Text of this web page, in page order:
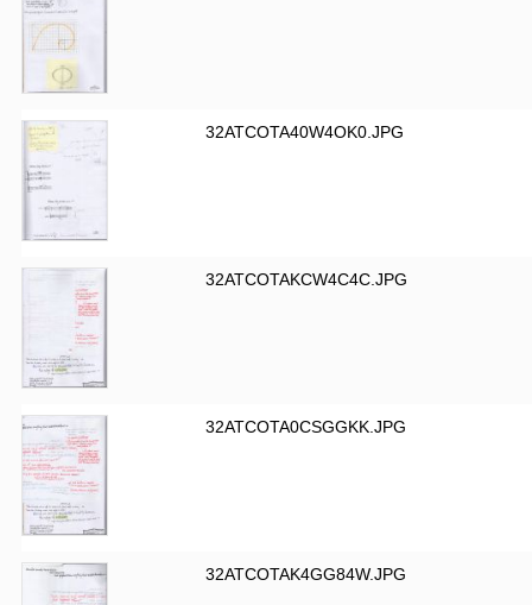
32ATCOTA40W4OK0.JPG
32ATCOTAKCW4C4C.JPG
32ATCOTA0CSGGKK.JPG
32ATCOTAK4GG84W.JPG